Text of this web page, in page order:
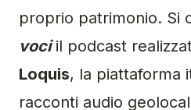
proprio patrimonio. Si
vociil podcast
Loquis, la piattaforma
racconti audio